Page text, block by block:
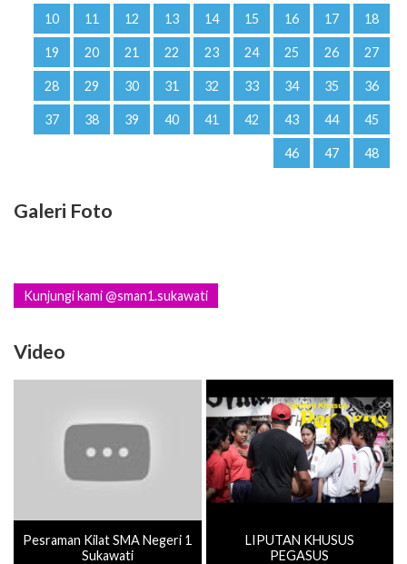
10 11 12 13 14 15 16 17 18
19 20 21 22 23 24 25 26 27
28 29 30 31 32 33 34 35 36
37 38 39 40 41 42 43 44 45
46 47 48
Galeri Foto
Kunjungi kami @sman1.sukawati
Video
Pesraman Kilat SMA Negeri 1
Sukawati
LIPUTAN KHUSUS
PEGASUS